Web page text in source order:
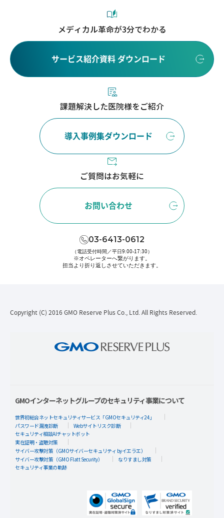
メディカル革命が3分でわかる
サービス紹介資料 ダウンロード
課題解決した医院様をご紹介
導入事例集ダウンロード
ご質問はお気軽に
お問い合わせ
03-6413-0612
（電話受付時間／平日9:00-17:30）
※オペレーターへ繋がります。
担当より折り返しさせていただきます。
Copyright (C) 2016 GMO Reserve Plus Co., Ltd. All Rights Reserved.
GMOインターネットグループのセキュリティ事業について
世界初総合ネットセキュリティサービス「GMOセキュリティ24」
パスワード漏洩診断
Webサイトリスク診断
セキュリティ相談AIチャットボット
実在証明・盗聴対策
サイバー攻撃対策（GMOサイバーセキュリティ byイエラエ）
サイバー攻撃対策（GMO Flatt Security）
なりすまし対策
セキュリティ事業の軌跡